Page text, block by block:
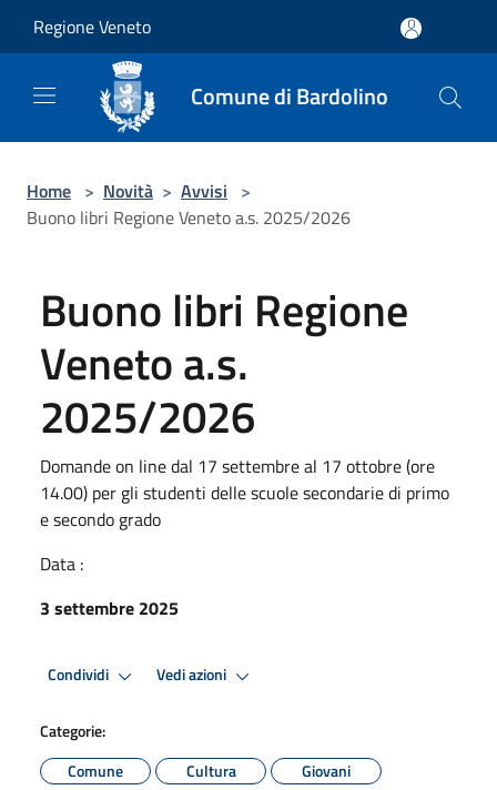
Regione Veneto
Comune di Bardolino
Home > Novità > Avvisi >
Buono libri Regione Veneto a.s. 2025/2026
Buono libri Regione
Veneto a.s.
2025/2026
Domande on line dal 17 settembre al 17 ottobre (ore
14.00) per gli studenti delle scuole secondarie di primo
e secondo grado
Data :
3 settembre 2025
Condividi Vedi azioni
Categorie:
Comune
Cultura
Giovani